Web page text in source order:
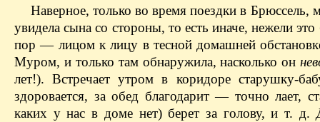
Наверное, только во время поездки в Брюссель,
увидела сына со стороны, то есть иначе, нежели
пор — лицом к лицу в тесной домашней
Муром, и только там обнаружила, насколько он
лет!). Встречает утром в коридоре старушку-
здоровается, за обед благодарит — точно лает,
каких у нас в доме нет) берет за голову, и т. д.